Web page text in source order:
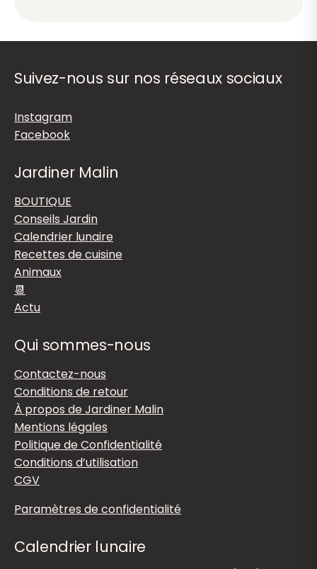
Suivez-nous sur nos réseaux sociaux
Instagram
Facebook
Jardiner Malin
BOUTIQUE
Conseils Jardin
Calendrier lunaire
Recettes de cuisine
Animaux
📆
Actu
Qui sommes-nous
Contactez-nous
Conditions de retour
À propos de Jardiner Malin
Mentions légales
Politique de Confidentialité
Conditions d’utilisation
CGV
Paramètres de confidentialité
Calendrier lunaire